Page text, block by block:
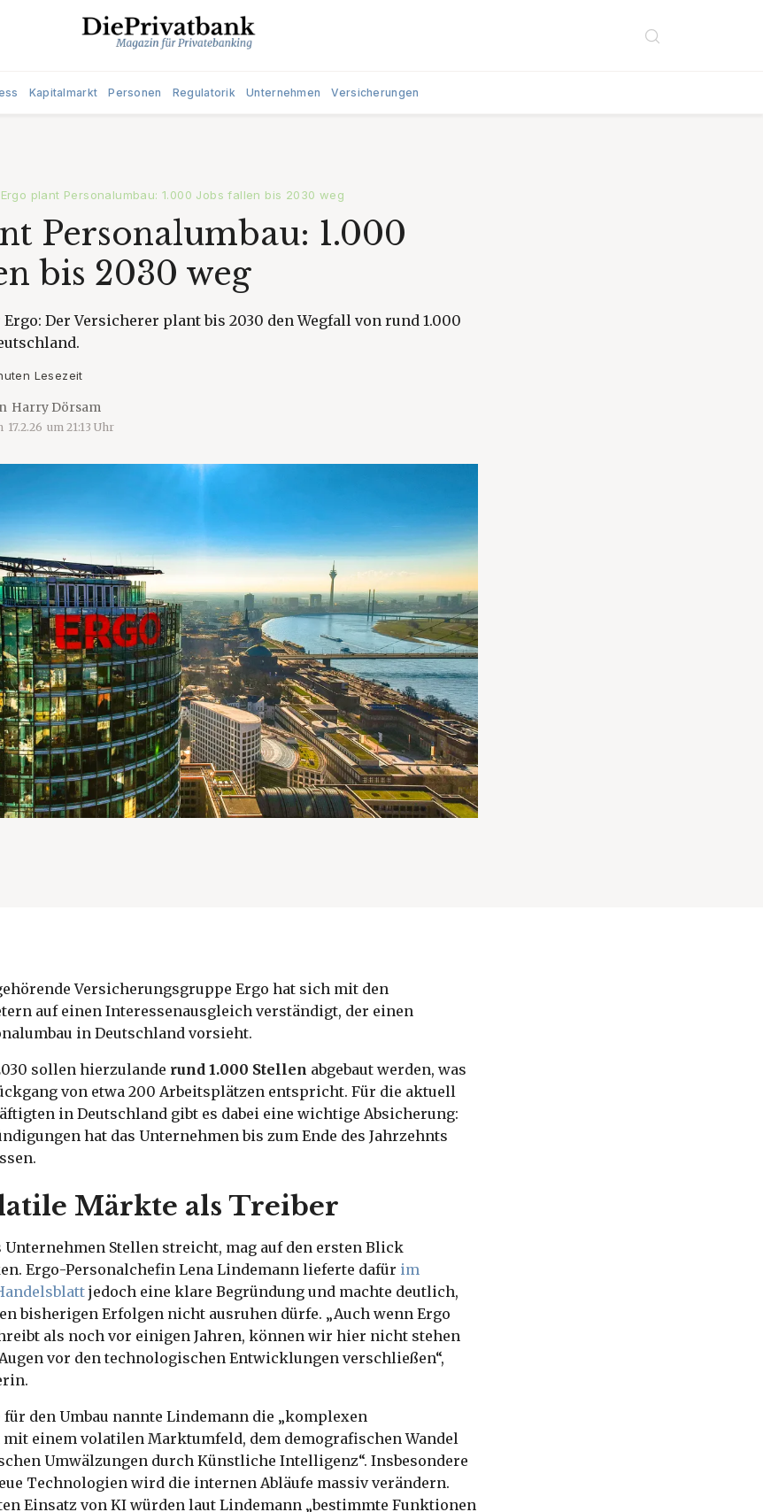
Kapitalmarkt Personen Regulatorik Unternehmen Versicherungen
Ergo plant Personalumbau: 1.000 Jobs fallen bis 2030 weg
Personalumbau: 1.000
bis 2030 weg
Ergo: Der Versicherer plant bis 2030 den Wegfall von rund 1.000
Lesezeit
Harry Dörsam
17.2.26 um 21:13 Uhr
Versicherungsgruppe Ergo hat sich mit den
auf einen Interessenausgleich verständigt, der einen
in Deutschland vorsieht.
sollen hierzulande rund 1.000 Stellen abgebaut werden, was
von etwa 200 Arbeitsplätzen entspricht. Für die aktuell
in Deutschland gibt es dabei eine wichtige Absicherung:
hat das Unternehmen bis zum Ende des Jahrzehnts
Märkte als Treiber
Stellen streicht, mag auf den ersten Blick
Ergo-Personalchefin Lena Lindemann lieferte dafür im
jedoch eine klare Begründung und machte deutlich,
bisherigen Erfolgen nicht ausruhen dürfe. „Auch wenn Ergo
als noch vor einigen Jahren, können wir hier nicht stehen
vor den technologischen Entwicklungen verschließen“,
den Umbau nannte Lindemann die „komplexen
einem volatilen Marktumfeld, dem demografischen Wandel
Umwälzungen durch Künstliche Intelligenz“. Insbesondere
Technologien wird die internen Abläufe massiv verändern.
Einsatz von KI würden laut Lindemann „bestimmte Funktionen